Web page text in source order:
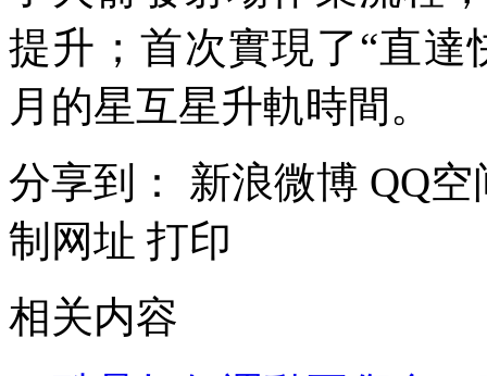
提升；首次實現了“直
月的星互星升軌時間。
分享到：
新浪微博 QQ空
制网址 打印
相关内容